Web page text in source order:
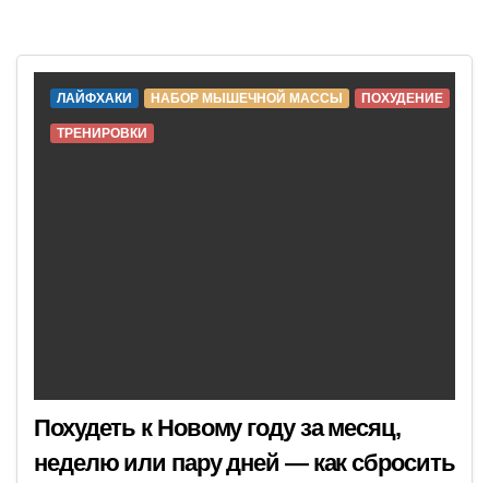
ЛАЙФХАКИ НАБОР МЫШЕЧНОЙ МАССЫ ПОХУДЕНИЕ
ТРЕНИРОВКИ
Похудеть к Новому году за месяц,
неделю или пару дней — как сбросить